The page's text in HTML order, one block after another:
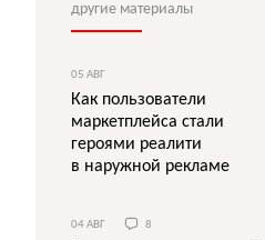
другие материалы
05 АВГ
Как пользователи
маркетплейса стали
героями реалити
в наружной рекламе
04 АВГ 8